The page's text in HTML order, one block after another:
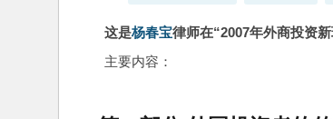
这是杨春宝律师在“2007年外商投资
主要内容：